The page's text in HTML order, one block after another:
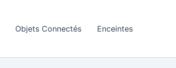
Objets Connectés Enceintes